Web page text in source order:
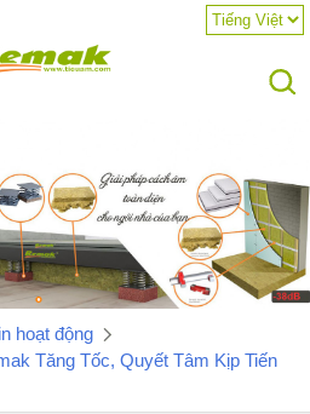
hoạt động
Tăng Tốc, Quyết Tâm Kịp Tiến